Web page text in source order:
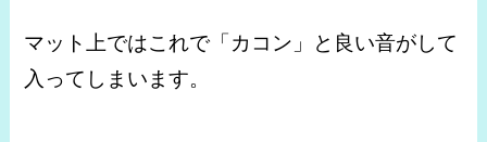
マット上ではこれで「カコン」と良い音がして
入ってしまいます。